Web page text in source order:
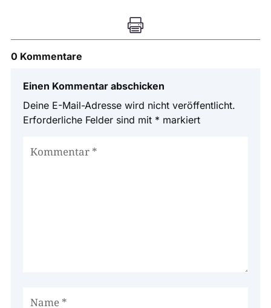

0 Kommentare
Einen Kommentar abschicken
Deine E-Mail-Adresse wird nicht veröffentlicht.
Erforderliche Felder sind mit * markiert